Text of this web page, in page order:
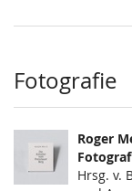
Fotografie
Roger
Hrsg. v.